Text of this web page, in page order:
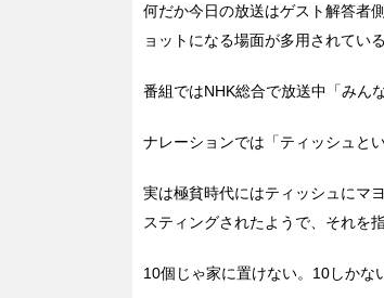
何だか今日の放送はゲスト解答者
ョットになる場面が多用されてい
番組ではNHK総合で放送中「みん
ナレーションでは「ティッシュと
実は極貧時代にはティッシュにマ
スティングされたようで、それを
10個じゃ家に置けない。10しかな